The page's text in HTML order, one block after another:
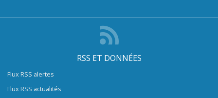
RSS ET DONNÉES
Flux RSS alertes
Flux RSS actualités